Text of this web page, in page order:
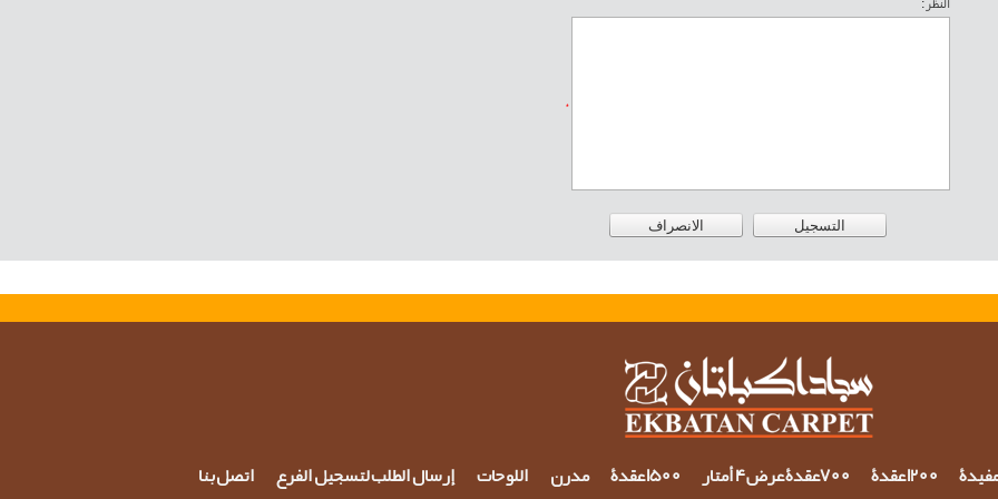
النظر :
*
1200 عقدة 700عقدة عرض 4 أمتار 1500 عقدة مدرن اللوحات إرسال الطلب لتسجيل الفرع اتصل بنا